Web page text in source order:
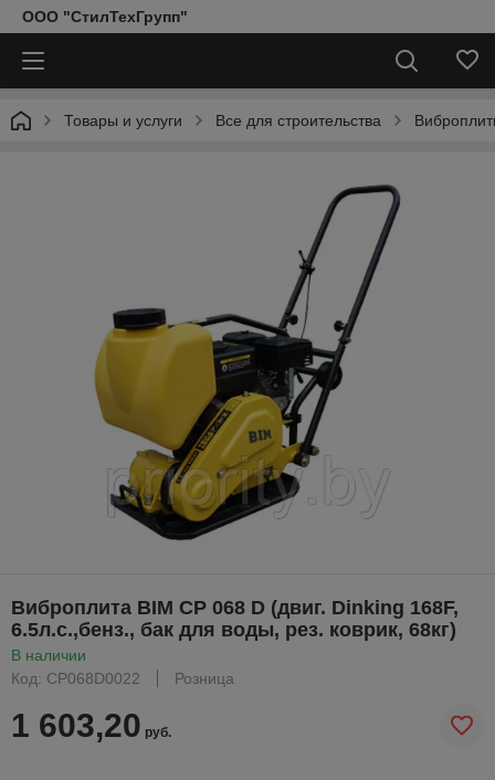
ООО "СтилТехГрупп"
Товары и услуги Все для строительства
Виброплита BIM CP 068 D (двиг. Dinking 168F,
6.5л.с.,бенз., бак для воды, рез. коврик, 68кг)
В наличии
Код: CP068D0022
Розница
1 603,20 руб.